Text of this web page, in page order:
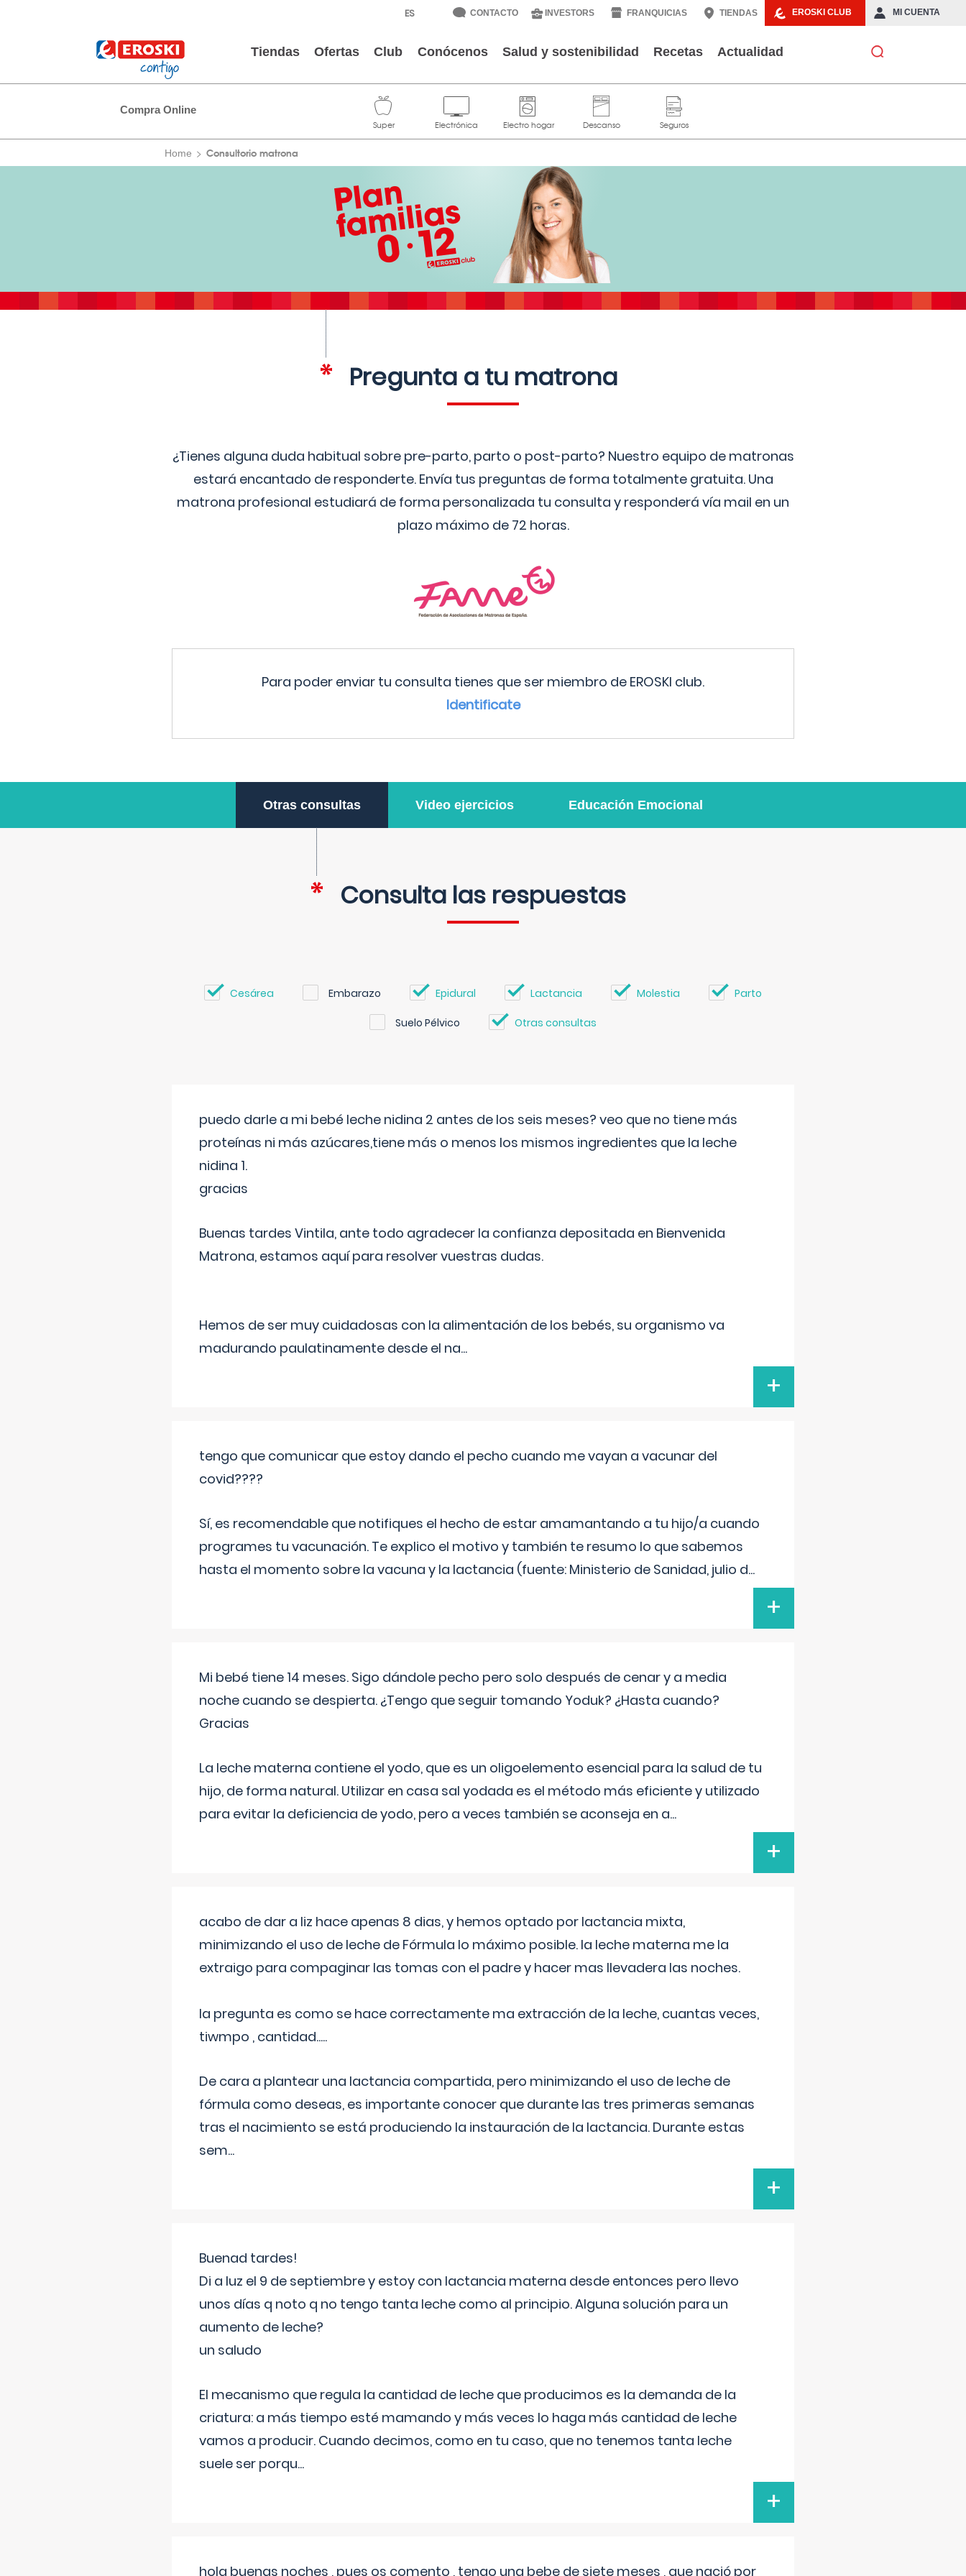
EROSKI CLUB MI CUENTA
CONTACTO INVESTORS FRANQUICIAS TIENDAS
Tiendas Ofertas Club Conócenos Salud y sostenibilidad Recetas Actualidad
Compra Online
Home Consultorio matrona
Pregunta a tu matrona
¿Tienes alguna duda habitual sobre pre-parto, parto o post-parto? Nuestro equipo de matronas
estará encantado de responderte. Envía tus preguntas de forma totalmente gratuita. Una
matrona profesional estudiará de forma personalizada tu consulta y responderá vía mail en un
plazo máximo de 72 horas.
Para poder enviar tu consulta tienes que ser miembro de EROSKI club.
Identificate
Otras consultas Video ejercicios Educación Emocional
Consulta las respuestas
Cesárea Embarazo Epidural Lactancia Molestia Parto
Suelo Pélvico Otras consultas
puedo darle a mi bebé leche nidina 2 antes de los seis meses? veo que no tiene más
proteínas ni más azúcares,tiene más o menos los mismos ingredientes que la leche
nidina 1.
gracias
Buenas tardes Vintila, ante todo agradecer la confianza depositada en Bienvenida
Matrona, estamos aquí para resolver vuestras dudas.
Hemos de ser muy cuidadosas con la alimentación de los bebés, su organismo va
madurando paulatinamente desde el na...
+
tengo que comunicar que estoy dando el pecho cuando me vayan a vacunar del
covid????
Sí, es recomendable que notifiques el hecho de estar amamantando a tu hijo/a cuando
programes tu vacunación. Te explico el motivo y también te resumo lo que sabemos
hasta el momento sobre la vacuna y la lactancia (fuente: Ministerio de Sanidad, julio d...
+
Mi bebé tiene 14 meses. Sigo dándole pecho pero solo después de cenar y a media
noche cuando se despierta. ¿Tengo que seguir tomando Yoduk? ¿Hasta cuando?
Gracias
La leche materna contiene el yodo, que es un oligoelemento esencial para la salud de tu
hijo, de forma natural. Utilizar en casa sal yodada es el método más eficiente y utilizado
para evitar la deficiencia de yodo, pero a veces también se aconseja en a...
+
acabo de dar a liz hace apenas 8 dias, y hemos optado por lactancia mixta,
minimizando el uso de leche de Fórmula lo máximo posible. la leche materna me la
extraigo para compaginar las tomas con el padre y hacer mas llevadera las noches.
la pregunta es como se hace correctamente ma extracción de la leche, cuantas veces,
tiwmpo , cantidad.....
De cara a plantear una lactancia compartida, pero minimizando el uso de leche de
fórmula como deseas, es importante conocer que durante las tres primeras semanas
tras el nacimiento se está produciendo la instauración de la lactancia. Durante estas
sem...
+
Buenad tardes!
Di a luz el 9 de septiembre y estoy con lactancia materna desde entonces pero llevo
unos días q noto q no tengo tanta leche como al principio. Alguna solución para un
aumento de leche?
un saludo
El mecanismo que regula la cantidad de leche que producimos es la demanda de la
criatura: a más tiempo esté mamando y más veces lo haga más cantidad de leche
vamos a producir. Cuando decimos, como en tu caso, que no tenemos tanta leche
suele ser porqu...
+
hola buenas noches , pues os comento , tengo una bebe de siete meses , que nació por